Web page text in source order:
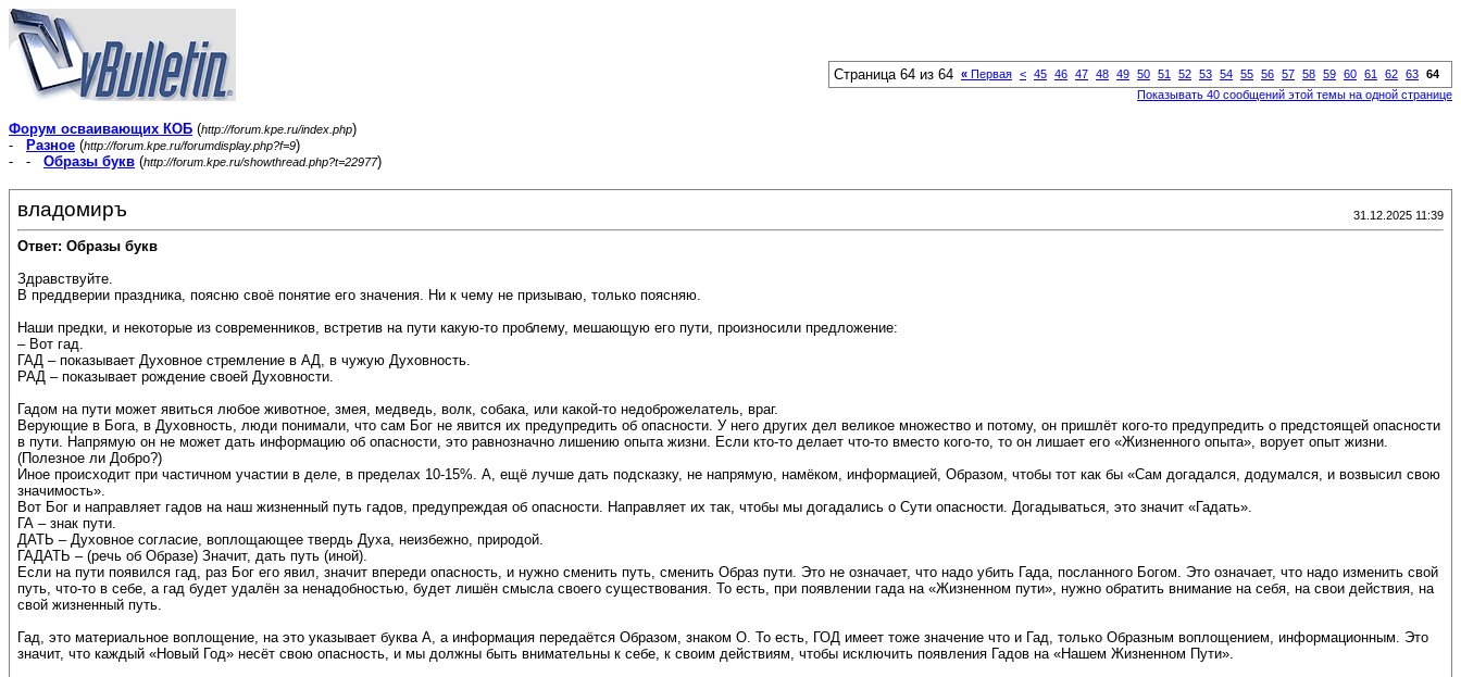
Страница 64 из 64 « Первая < 45 46 47 48 49 50 51 52 53 54 55 56 57 58 59 60 61 62 63 64
Показывать 40 сообщений этой темы на одной странице
Форум осваивающих КОБ (http://forum.kpe.ru/index.php)
-
Разное (http://forum.kpe.ru/forumdisplay.php?f=9)
- - Образы букв (http://forum.kpe.ru/showthread.php?t=22977)
владомиръ 31.12.2025 11:39
Ответ: Образы букв
Здравствуйте.
В преддверии праздника, поясню своё понятие его значения. Ни к чему не призываю, только поясняю.
Наши предки, и некоторые из современников, встретив на пути какую-то проблему, мешающую его пути, произносили предложение:
– Вот гад.
ГАД – показывает Духовное стремление в АД, в чужую Духовность.
РАД – показывает рождение своей Духовности.
Гадом на пути может явиться любое животное, змея, медведь, волк, собака, или какой-то недоброжелатель, враг.
Верующие в Бога, в Духовность, люди понимали, что сам Бог не явится их предупредить об опасности. У него других дел великое множество и потому, он пришлёт кого-то предупредить о предстоящей опасности
в пути. Напрямую он не может дать информацию об опасности, это равнозначно лишению опыта жизни. Если кто-то делает что-то вместо кого-то, то он лишает его «Жизненного опыта», ворует опыт жизни.
(Полезное ли Добро?)
Иное происходит при частичном участии в деле, в пределах 10-15%. А, ещё лучше дать подсказку, не напрямую, намёком, информацией, Образом, чтобы тот как бы «Сам догадался, додумался, и возвысил свою
значимость».
Вот Бог и направляет гадов на наш жизненный путь гадов, предупреждая об опасности. Направляет их так, чтобы мы догадались о Сути опасности. Догадываться, это значит «Гадать».
ГА – знак пути.
ДАТЬ – Духовное согласие, воплощающее твердь Духа, неизбежно, природой.
ГАДАТЬ – (речь об Образе) Значит, дать путь (иной).
Если на пути появился гад, раз Бог его явил, значит впереди опасность, и нужно сменить путь, сменить Образ пути. Это не означает, что надо убить Гада, посланного Богом. Это означает, что надо изменить свой
путь, что-то в себе, а гад будет удалён за ненадобностью, будет лишён смысла своего существования. То есть, при появлении гада на «Жизненном пути», нужно обратить внимание на себя, на свои действия, на
свой жизненный путь.
Гад, это материальное воплощение, на это указывает буква А, а информация передаётся Образом, знаком О. То есть, ГОД имеет тоже значение что и Гад, только Образным воплощением, информационным. Это
значит, что каждый «Новый Год» несёт свою опасность, и мы должны быть внимательны к себе, к своим действиям, чтобы исключить появления Гадов на «Нашем Жизненном Пути».